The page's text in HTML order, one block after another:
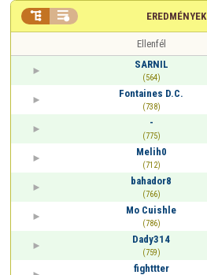
EREDMÉNYEK
 
Ellenfél
SARNIL
(564)
Fontaines D.C.
(738)
-
(775)
Melih0
(712)
bahador8
(766)
Mo Cuishle
(786)
Dady314
(759)
fighttter